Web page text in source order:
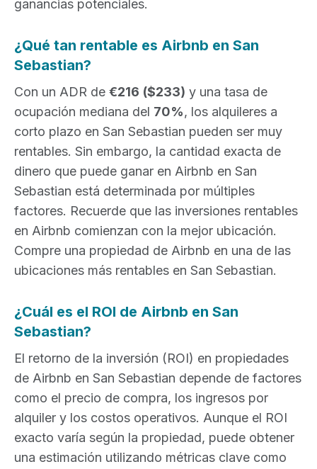
ganancias potenciales.
¿Qué tan rentable es Airbnb en San
Sebastian?
Con un ADR de €216 ($233) y una tasa de
ocupación mediana del 70%, los alquileres a
corto plazo en San Sebastian pueden ser muy
rentables. Sin embargo, la cantidad exacta de
dinero que puede ganar en Airbnb en San
Sebastian está determinada por múltiples
factores. Recuerde que las inversiones rentables
en Airbnb comienzan con la mejor ubicación.
Compre una propiedad de Airbnb en una de las
ubicaciones más rentables en San Sebastian.
¿Cuál es el ROI de Airbnb en San
Sebastian?
El retorno de la inversión (ROI) en propiedades
de Airbnb en San Sebastian depende de factores
como el precio de compra, los ingresos por
alquiler y los costos operativos. Aunque el ROI
exacto varía según la propiedad, puede obtener
una estimación utilizando métricas clave como